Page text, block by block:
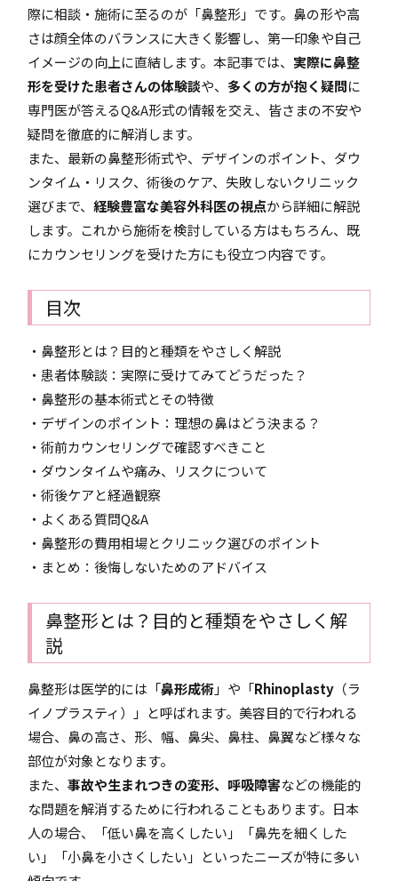
際に相談・施術に至るのが「鼻整形」です。鼻の形や高
さは顔全体のバランスに大きく影響し、第一印象や自己
イメージの向上に直結します。本記事では、 実際に鼻整
形を受けた患者さんの体験談や、 多くの方が抱く疑問に
専門医が答えるQ&A形式の情報を交え、皆さまの不安や
疑問を徹底的に解消します。
また、最新の鼻整形術式や、デザインのポイント、ダウ
ンタイム・リスク、術後のケア、失敗しないクリニック
選びまで、経験豊富な美容外科医の視点から詳細に解説
します。これから施術を検討している方はもちろん、既
にカウンセリングを受けた方にも役立つ内容です。
目次
・鼻整形とは？目的と種類をやさしく解説
・患者体験談：実際に受けてみてどうだった？
・鼻整形の基本術式とその特徴
・デザインのポイント：理想の鼻はどう決まる？
・術前カウンセリングで確認すべきこと
・ダウンタイムや痛み、リスクについて
・術後ケアと経過観察
・よくある質問Q&A
・鼻整形の費用相場とクリニック選びのポイント
・まとめ：後悔しないためのアドバイス
鼻整形とは？目的と種類をやさしく解
説
鼻整形は医学的には「鼻形成術」や「Rhinoplasty （ラ
イノプラスティ）」と呼ばれます。美容目的で行われる
場合、鼻の高さ、形、幅、鼻尖、鼻柱、鼻翼など様々な
部位が対象となります。
また、事故や生まれつきの変形、呼吸障害などの機能的
な問題を解消するために行われることもあります。日本
人の場合、「低い鼻を高くしたい」「鼻先を細くした
い」「小鼻を小さくしたい」といったニーズが特に多い